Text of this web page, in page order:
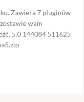
Zawiera 7 pluginów
wam
5.0 144084 511625